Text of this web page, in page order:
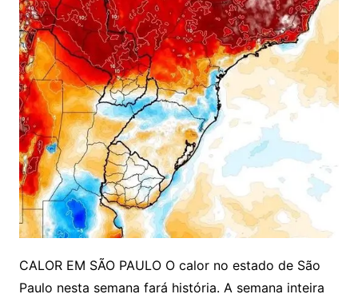
CALOR EM SÃO PAULO O calor no estado de São
Paulo nesta semana fará história. A semana inteira